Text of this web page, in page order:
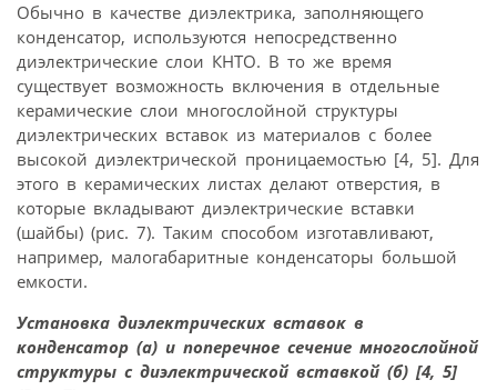
Обычно в качестве диэлектрика, заполняющего
конденсатор, используются непосредственно
диэлектрические слои КНТО. В то же время
существует возможность включения в отдельные
керамические слои многослойной структуры
диэлектрических вставок из материалов с более
высокой диэлектрической проницаемостью [4, 5]. Для
этого в керамических листах делают отверстия, в
которые вкладывают диэлектрические вставки
(шайбы) (рис. 7). Таким способом изготавливают,
например, малогабаритные конденсаторы большой
емкости.
Установка диэлектрических вставок в
конденсатор (а) и поперечное сечение многослойной
структуры с диэлектрической вставкой (б) [4, 5]